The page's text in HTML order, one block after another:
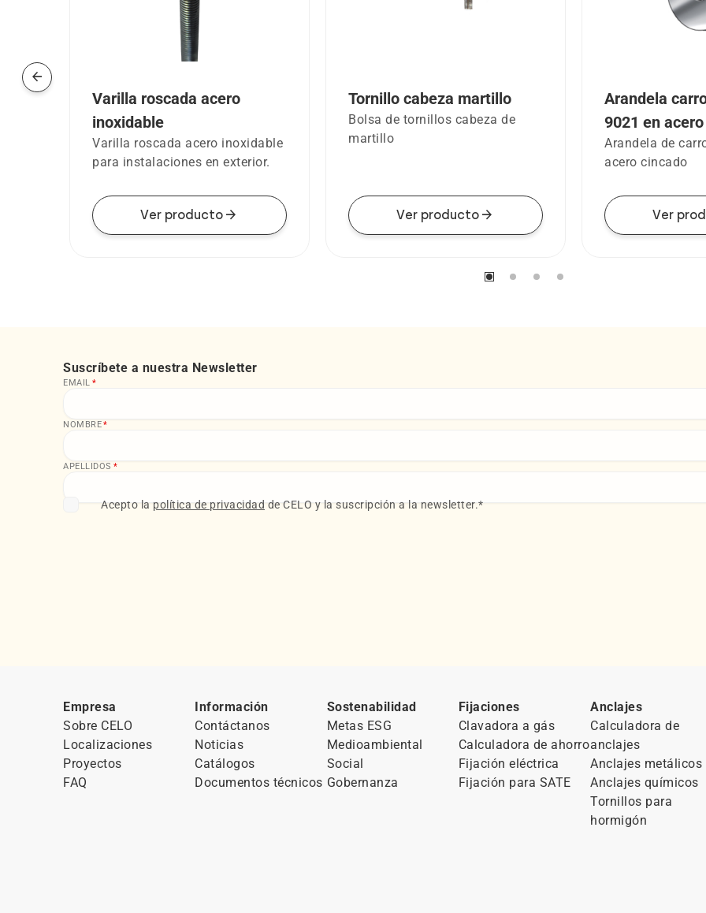
arrow_back
Varilla roscada acero
inoxidable
Varilla roscada acero inoxidable
para instalaciones en exterior.
Ver producto arrow_forward
Tornillo cabeza martillo
Bolsa de tornillos cabeza de
martillo
Ver producto arrow_forward
Arandela
9021 en
Arandela de
acero cincado
Ver
Suscríbete a nuestra Newsletter
EMAIL *
NOMBRE*
APELLIDOS *
Acepto la política de privacidad de CELO y la suscripción a la newsletter.*
Empresa
Sobre CELO
Localizaciones
Proyectos
FAQ
Información
Contáctanos
Noticias
Catálogos
Documentos técnicos
Sostenabilidad
Metas ESG
Medioambiental
Social
Gobernanza
Fijaciones
Clavadora a gás
Calculadora de ahorro
Fijación eléctrica
Fijación para SATE
Anclajes
Calculadora de
anclajes
Anclajes metálicos
Anclajes químicos
Tornillos para
hormigón